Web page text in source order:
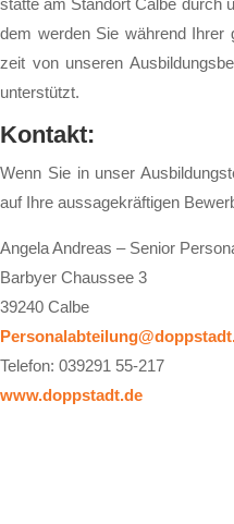
stät­te am Stand­ort Cal­be durch
dem wer­den Sie wäh­rend
zeit von un­se­ren
un­ter­stützt.
Kon­takt:
Wenn Sie in un­ser
auf Ih­re aus­sa­ge­kräf­ti­gen
Angela Andreas – Senior
Barbyer Chaussee 3
39240 Calbe
Telefon: 039291 55-217
www.doppstadt.de